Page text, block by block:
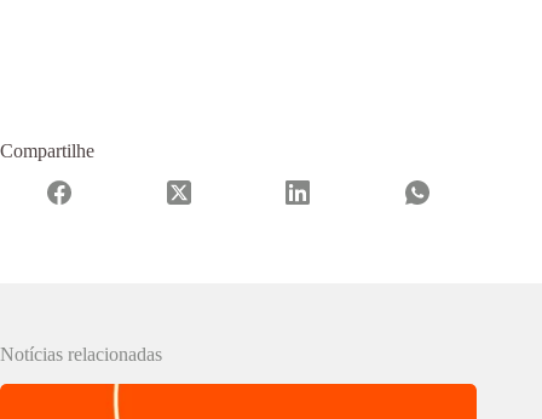
Compartilhe
Notícias relacionadas